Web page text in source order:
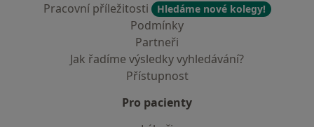
Pracovní příležitosti
Hledáme nové kolegy!
Podmínky
Partneři
Jak řadíme výsledky vyhledávání?
Přístupnost
Pro pacienty